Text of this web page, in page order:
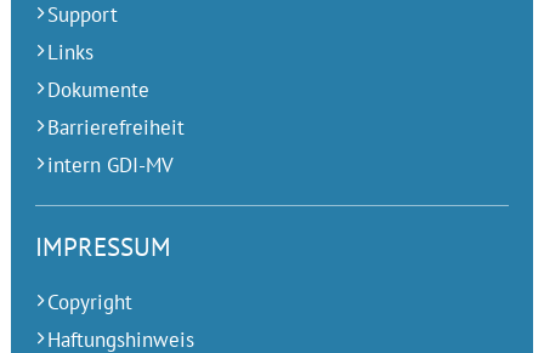
Support
Links
Dokumente
Barrierefreiheit
intern GDI-MV
IMPRESSUM
Copyright
Haftungshinweis